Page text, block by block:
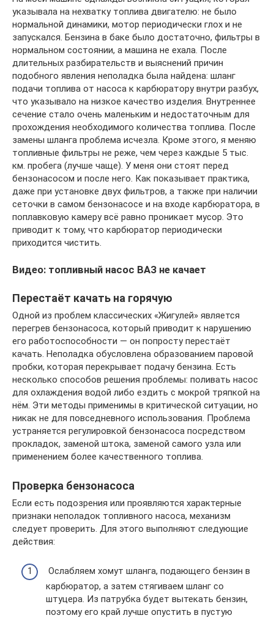
указывала на нехватку топлива двигателю: не было
нормальной динамики, мотор периодически глох и не
запускался. Бензина в баке было достаточно, фильтры в
нормальном состоянии, а машина не ехала. После
длительных разбирательств и выяснений причин
подобного явления неполадка была найдена: шланг
подачи топлива от насоса к карбюратору внутри разбух,
что указывало на низкое качество изделия. Внутреннее
сечение стало очень маленьким и недостаточным для
прохождения необходимого количества топлива. После
замены шланга проблема исчезла. Кроме этого, я меняю
топливные фильтры не реже, чем через каждые 5 тыс.
км. пробега (лучше чаще). У меня они стоят перед
бензонасосом и после него. Как показывает практика,
даже при установке двух фильтров, а также при наличии
сеточки в самом бензонасосе и на входе карбюратора, в
поплавковую камеру всё равно проникает мусор. Это
приводит к тому, что карбюратор периодически
приходится чистить.
Видео: топливный насос ВАЗ не качает
Перестаёт качать на горячую
Одной из проблем классических «Жигулей» является
перегрев бензонасоса, который приводит к нарушению
его работоспособности — он попросту перестаёт
качать. Неполадка обусловлена образованием паровой
пробки, которая перекрывает подачу бензина. Есть
несколько способов решения проблемы: поливать насос
для охлаждения водой либо ездить с мокрой тряпкой на
нём. Эти методы применимы в критической ситуации, но
никак не для повседневного использования. Проблема
устраняется регулировкой бензонасоса посредством
прокладок, заменой штока, заменой самого узла или
применением более качественного топлива.
Проверка бензонасоса
Если есть подозрения или проявляются характерные
признаки неполадок топливного насоса, механизм
следует проверить. Для этого выполняют следующие
действия:
Ослабляем хомут шланга, подающего бензин в
карбюратор, а затем стягиваем шланг со
штуцера. Из патрубка будет вытекать бензин,
поэтому его край лучше опустить в пустую